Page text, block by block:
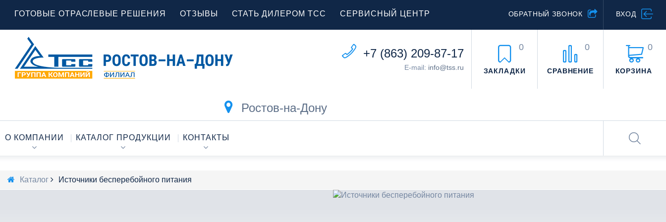
ГОТОВЫЕ ОТРАСЛЕВЫЕ РЕШЕНИЯ ОТЗЫВЫ СТАТЬ ДИЛЕРОМ ТСС СЕРВИСНЫЙ ЦЕНТР ВХОД
ОБРАТНЫЙ ЗВОНОК
КОРЗИНА
0
ЗАКЛАДКИ
0
СРАВНЕНИЕ
0
+7 (863) 209-87-17
E-mail: info@tss.ru
Ростов-на-Дону
О КОМПАНИИ КАТАЛОГ ПРОДУКЦИИ КОНТАКТЫ
Каталог Источники бесперебойного питания